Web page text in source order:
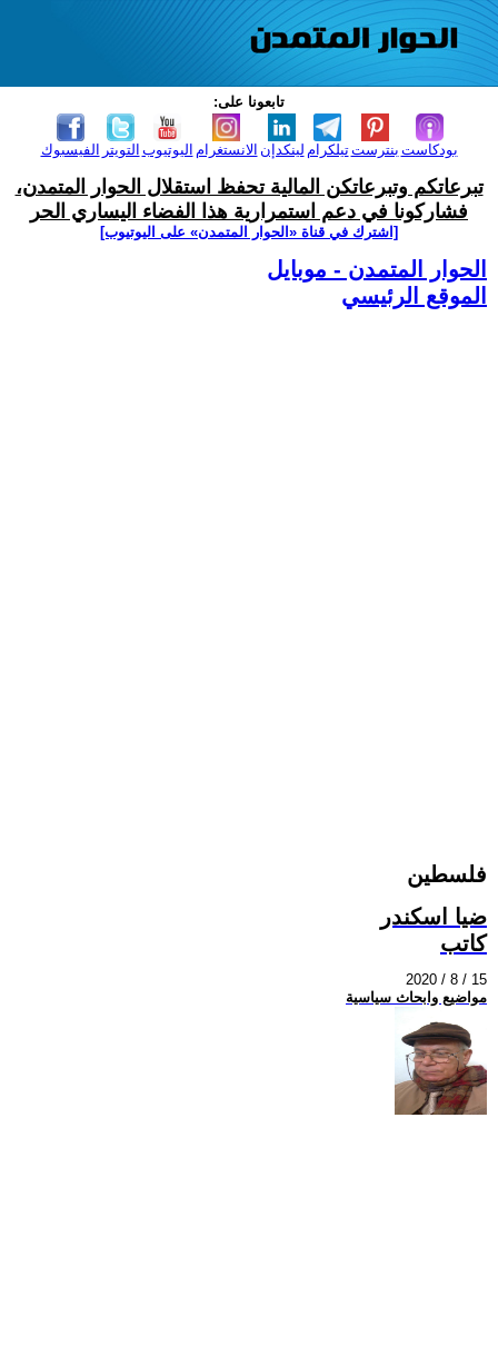
تابعونا على:
الفيسبوك التويتر اليوتيوب الانستغرام لينكدإن تيلكرامبنترست بودكاست
تبرعاتكم وتبرعاتكن المالية تحفظ استقلال الحوار المتمدن،
فشاركونا في دعم استمرارية هذا الفضاء اليساري الحر
[اشترك في قناة ‫«الحوار المتمدن» على اليوتيوب]
الحوار المتمدن - موبايل
الموقع الرئيسي
فلسطين
ضيا اسكندر
كاتب
2020 / 8 / 15
مواضيع وابحاث سياسية